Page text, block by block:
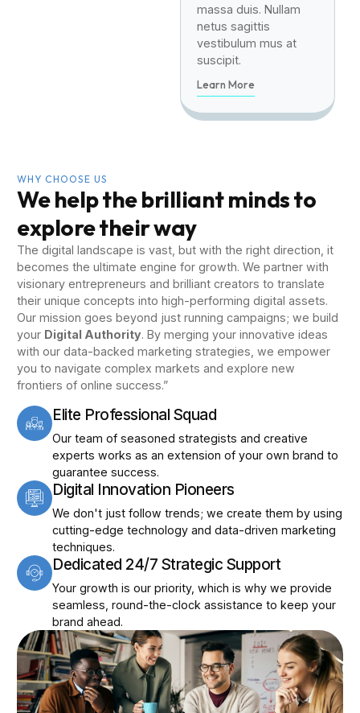
massa duis. Nullam
netus sagittis
vestibulum mus at
suscipit.
Learn More
WHY CHOOSE US
We help the brilliant minds to
explore their way
The digital landscape is vast, but with the right direction, it
becomes the ultimate engine for growth. We partner with
visionary entrepreneurs and brilliant creators to translate
their unique concepts into high-performing digital assets.
Our mission goes beyond just running campaigns; we build
your Digital Authority. By merging your innovative ideas
with our data-backed marketing strategies, we empower
you to navigate complex markets and explore new
frontiers of online success.”
Elite Professional Squad
Our team of seasoned strategists and creative
experts works as an extension of your own brand to
guarantee success.
Digital Innovation Pioneers
We don't just follow trends; we create them by using
cutting-edge technology and data-driven marketing
techniques.
Dedicated 24/7 Strategic Support
Your growth is our priority, which is why we provide
seamless, round-the-clock assistance to keep your
brand ahead.